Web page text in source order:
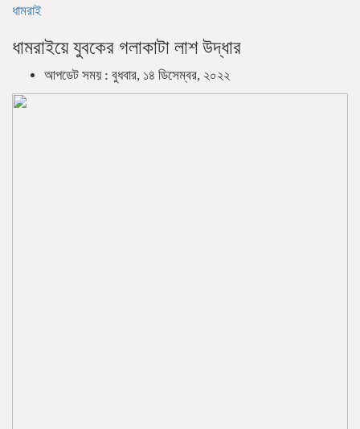
ধামরাই
ধামরাইয়ে যুবকের গলাকাটা লাশ উদ্ধার
আপডেট সময় : বুধবার, ১৪ ডিসেম্বর, ২০২২